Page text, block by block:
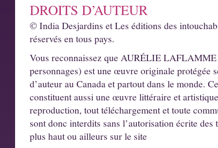
DROITS D’AUTEUR
© India Desjardins et Les éditions des
réservés en tous pays.
Vous reconnaissez que AURÉLIE
personnages) est une œuvre originale protégée
d’auteur au Canada et partout dans le monde.
constituent aussi une œuvre littéraire et
reproduction, tout téléchargement et toute
sont donc interdits sans l’autorisation écrite
plus haut ou ailleurs sur le site